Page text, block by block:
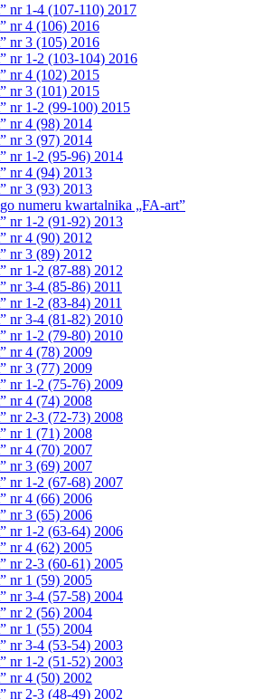
nr 1-4 (107-110) 2017
nr 4 (106) 2016
nr 3 (105) 2016
nr 1-2 (103-104) 2016
nr 4 (102) 2015
nr 3 (101) 2015
nr 1-2 (99-100) 2015
nr 4 (98) 2014
nr 3 (97) 2014
nr 1-2 (95-96) 2014
nr 4 (94) 2013
nr 3 (93) 2013
numeru kwartalnika „FA-art”
nr 1-2 (91-92) 2013
nr 4 (90) 2012
nr 3 (89) 2012
nr 1-2 (87-88) 2012
nr 3-4 (85-86) 2011
nr 1-2 (83-84) 2011
nr 3-4 (81-82) 2010
nr 1-2 (79-80) 2010
nr 4 (78) 2009
nr 3 (77) 2009
nr 1-2 (75-76) 2009
nr 4 (74) 2008
nr 2-3 (72-73) 2008
nr 1 (71) 2008
nr 4 (70) 2007
nr 3 (69) 2007
nr 1-2 (67-68) 2007
nr 4 (66) 2006
nr 3 (65) 2006
nr 1-2 (63-64) 2006
nr 4 (62) 2005
nr 2-3 (60-61) 2005
nr 1 (59) 2005
nr 3-4 (57-58) 2004
nr 2 (56) 2004
nr 1 (55) 2004
nr 3-4 (53-54) 2003
nr 1-2 (51-52) 2003
nr 4 (50) 2002
nr 2-3 (48-49) 2002